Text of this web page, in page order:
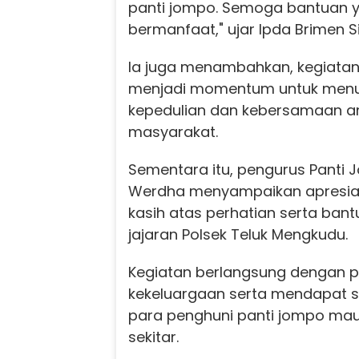
panti jompo. Semoga bantuan
bermanfaat," ujar Ipda Brimen
Ia juga menambahkan,
menjadi momentum untuk
kepedulian dan kebersamaan
masyarakat.
Sementara itu, pengurus Panti
Werdha menyampaikan
kasih atas perhatian serta
jajaran Polsek Teluk Mengkudu.
Kegiatan berlangsung dengan
kekeluargaan serta mendapat
para penghuni panti jompo
sekitar.